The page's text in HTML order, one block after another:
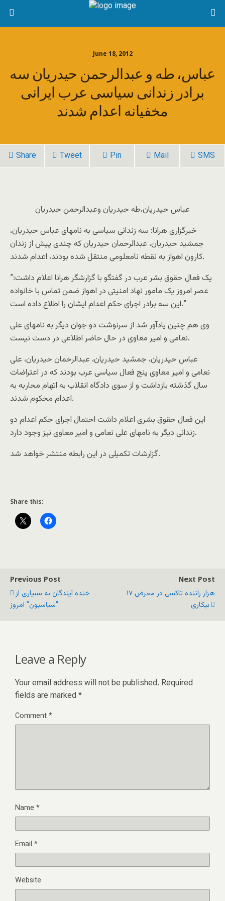
June 18, 2012
عباس، طه و عبدالرحمن حیدریان سه
برادر زندانی سیاسی عرب ايرانی
مخفیانه اعدام شدند
Share Tweet Pin Mail SMS
عباس حیدریان،طه حیدریان وعبدالرحمن حیدریان
خبرگزاری هرانا: سه زندانی سیاسی به نامهای عباس حیدریان،
جمشید حیدریان، عبدالرحمان حیدریان که چندی پیش از زندان
کارون اهواز به نقطه نامعلومی منتقل شده بودند، اعدام شدند.
یک فعال حقوق بشر عرب در گفتگو با گزارشگر هرانا اعلام داشت:”
عصر امروز یک مامور نهاد امنیتی در اهواز ضمن تماس با خانواده
این سه برادر اجرای حکم اعدام ایشان را اطلاع داده است.”
وی هم چنین یادآور شد از سرنوشت دو جوان دیگر به نامهای علی
نعامی و امیر معاوی در حال حاضر اطلاعی در دست نیست.
عباس حیدریان، جمشید حیدریان، عبدالرحمان حیدریان، علی
نعامی و امیر معاوی پنج فعال سیاسی عرب بودند که در اعتراضات
سال گذشته بازداشت و از سوی دادگاه انقلاب به اتهام محاربه به
اعدام محکوم شدند.
این فعال حقوق بشری اعلام داشت احتمال اجرای حکم اعدام دو
زندانی دیگر به نامهای علی نعامی و امیر معاوی نیز وجود دارد.
گزارشات تکمیلی در این رابطه منتشر خواهد شد.
Share this:
Previous Post
خنده آیندگان به بسیاری از
"سیاسیون" امروز
Next Post
۱۷ هزار راننده تاکسی در معرض
بیکاری
Leave a Reply
Your email address will not be published. Required
fields are marked *
Comment*
Name *
Email *
Website